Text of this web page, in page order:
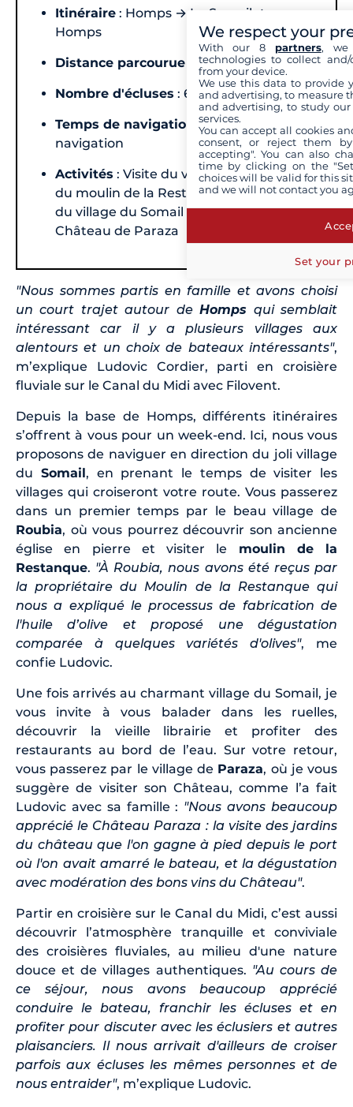
Itinéraire : Homps → Le Somail →
Homps
Distance parcourue : 42 kilomètres
Nombre d'écluses : 6
Temps de navigation: 8 heures de
navigation
Activités : Visite du village de Roubia et
du moulin de la Restanque, découverte
du village du Somail et degustation au
Château de Paraza
"Nous sommes partis en famille et avons choisi
un court trajet autour deHomps qui semblait
intéressant car il y a plusieurs villages aux
alentours et un choix de bateaux intéressants",
m’explique Ludovic Cordier, parti en croisière
fluviale sur le Canal du Midi avec Filovent.
Depuis la base de Homps, différents itinéraires
s’offrent à vous pour un week-end. Ici, nous vous
proposons de naviguer en direction du joli village
du Somail, en prenant le temps de visiter les
villages qui croiseront votre route. Vous passerez
dans un premier temps par le beau village de
Roubia, où vous pourrez découvrir son ancienne
église en pierre et visiter le moulin de la
Restanque. "À Roubia, nous avons été reçus par
la propriétaire du Moulin de la Restanque qui
nous a expliqué le processus de fabrication de
l'huile d’olive et proposé une dégustation
comparée à quelques variétés d'olives", me
confie Ludovic.
Une fois arrivés au charmant village du Somail, je
vous invite à vous balader dans les ruelles,
découvrir la vieille librairie et profiter des
restaurants au bord de l’eau. Sur votre retour,
vous passerez par le village de Paraza, où je vous
suggère de visiter son Château, comme l’a fait
Ludovic avec sa famille : "Nous avons beaucoup
apprécié le Château Paraza : la visite des jardins
du château que l'on gagne à pied depuis le port
où l'on avait amarré le bateau, et la dégustation
avec modération des bons vins du Château".
Partir en croisière sur le Canal du Midi, c’est aussi
découvrir l’atmosphère tranquille et conviviale
des croisières fluviales, au milieu d'une nature
douce et de villages authentiques. "Au cours de
ce séjour, nous avons beaucoup apprécié
conduire le bateau, franchir les écluses et en
profiter pour discuter avec les éclusiers et autres
plaisanciers. Il nous arrivait d'ailleurs de croiser
parfois aux écluses les mêmes personnes et de
nous entraider", m’explique Ludovic.
We respect your
With our 8 partners, we
technologies to collect
from your device.
We use this data to provide
and advertising, to measure
and advertising, to study
services.
You can accept all cookies
consent, or reject them
accepting". You can also
time by clicking on the
choices will be valid for this
and we will not contact you
Set your